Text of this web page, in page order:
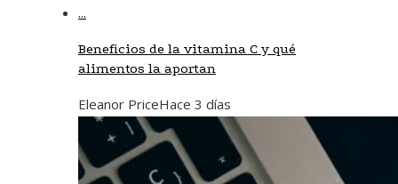
Beneficios de la vitamina C y qué
alimentos la aportan
Eleanor PriceHace 3 días